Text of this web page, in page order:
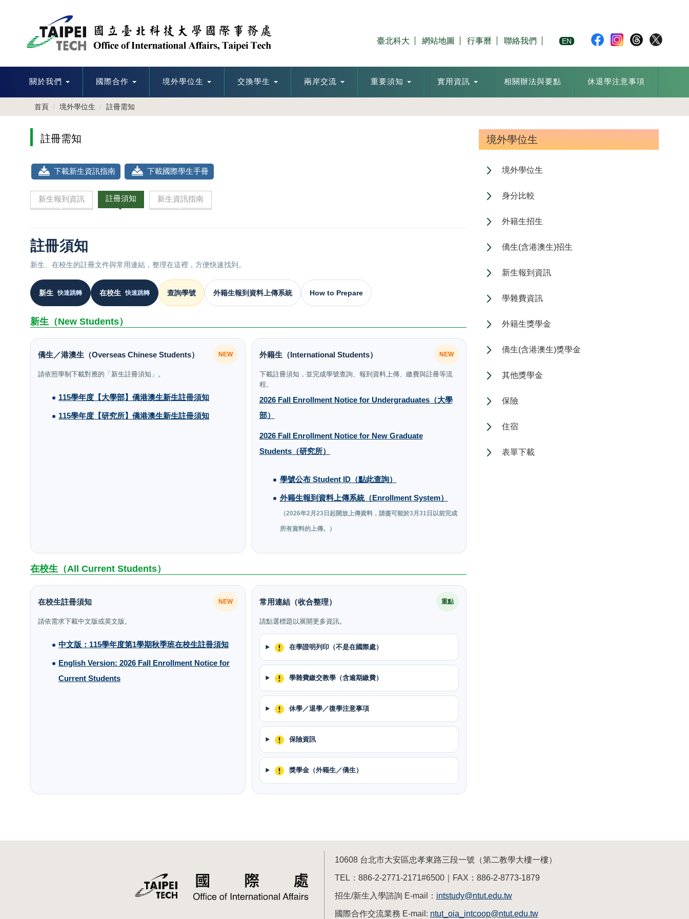
臺北科大 網站地圖 行事曆 聯絡我們 EN
關於我們 國際合作 境外學位生 交換學生 兩岸交流 重要須知 實用資訊 相關辦法與要點 休退學注意事項
首頁 境外學位生 註冊需知
註冊需知
下載新生資訊指南 下載國際學生手冊
新生報到資訊 註冊須知 新生資訊指南
註冊須知
新生、在校生的註冊文件與常用連結，整理在這裡，方便快速找到。
新生 快速跳轉 在校生 快速跳轉 查詢學號 外籍生報到資料上傳系統 How to Prepare
新生（New Students）
僑生／港澳生（Overseas Chinese Students） NEW
請依照學制下載對應的「新生註冊須知」。
115學年度【大學部】僑港澳生新生註冊須知
115學年度【研究所】僑港澳生新生註冊須知
外籍生（International Students） NEW
下載註冊須知，並完成學號查詢、報到資料上傳、繳費與註冊等流
程。
2026 Fall Enrollment Notice for Undergraduates（大學
部）
2026 Fall Enrollment Notice for New Graduate
Students（研究所）
學號公布 Student ID（點此查詢）
外籍生報到資料上傳系統（Enrollment System）
（2026年2月23日起開放上傳資料，請盡可能於3月31日以前完成
所有資料的上傳。）
在校生（All Current Students）
在校生註冊須知 NEW
請依需求下載中文版或英文版。
中文版：115學年度第1學期秋季班在校生註冊須知
English Version: 2026 Fall Enrollment Notice for
Current Students
常用連結（收合整理） 重點
請點選標題以展開更多資訊。
在學證明列印（不是在國際處）
學雜費繳交教學（含逾期繳費）
休學／退學／復學注意事項
保險資訊
獎學金（外籍生／僑生）
境外學位生
境外學位生
身分比較
外籍生招生
僑生(含港澳生)招生
新生報到資訊
學雜費資訊
外籍生獎學金
僑生(含港澳生)獎學金
其他獎學金
保險
住宿
表單下載
10608 台北市大安區忠孝東路三段一號（第二教學大樓一樓）
TEL：886-2-2771-2171#6500｜FAX：886-2-8773-1879
招生/新生入學諮詢 E-mail： intstudy@ntut.edu.tw
國際合作交流業務 E-mail: ntut_oia_intcoop@ntut.edu.tw